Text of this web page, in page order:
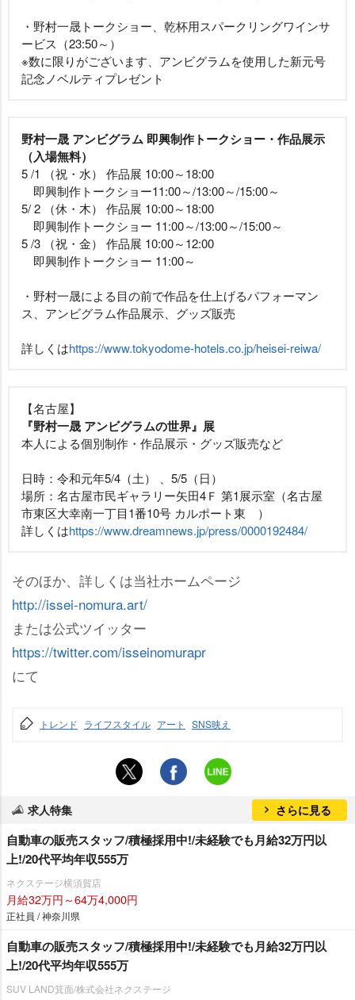
・野村一晟トークショー、乾杯用スパークリングワインサ
ービス（23:50～）
※数に限りがございます、アンビグラムを使用した新元号
記念ノベルティプレゼント
野村一晟 アンビグラム 即興制作トークショー・作品展示
（入場無料）
5 /1 （祝・水） 作品展 10:00～18:00
即興制作トークショー11:00～/13:00～/15:00～
5/ 2 （休・木） 作品展 10:00～18:00
即興制作トークショー 11:00～/13:00～/15:00～
5 /3 （祝・金） 作品展 10:00～12:00
即興制作トークショー 11:00～
・野村一晟による目の前で作品を仕上げるパフォーマン
ス、アンビグラム作品展示、グッズ販売
詳しくはhttps://www.tokyodome-hotels.co.jp/heisei-reiwa/
【名古屋】
『野村一晟 アンビグラムの世界』展
本人による個別制作・作品展示・グッズ販売など
日時：令和元年5/4（土） 、5/5（日）
場所：名古屋市民ギャラリー矢田4Ｆ 第1展示室（名古屋
市東区大幸南一丁目1番10号 カルポート東 ）
詳しくはhttps://www.dreamnews.jp/press/0000192484/
そのほか、詳しくは当社ホームページ
http://issei-nomura.art/
または公式ツイッター
https://twitter.com/isseinomurapr
にて
トレンド ライフスタイル アート SNS映え
求人特集 さらに見る
自動車の販売スタッフ/積極採用中!/未経験でも月給32万円以
上!/20代平均年収555万
ネクステージ横須賀店
月給32万円～64万4,000円
正社員 / 神奈川県
自動車の販売スタッフ/積極採用中!/未経験でも月給32万円以
上!/20代平均年収555万
SUV LAND箕面/株式会社ネクステージ